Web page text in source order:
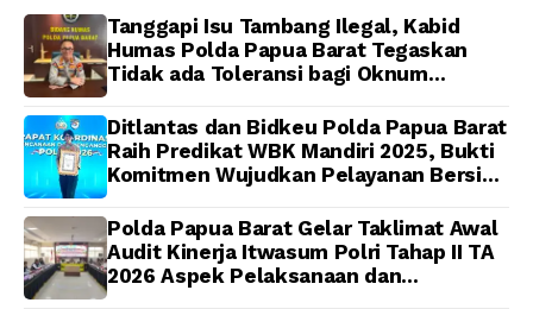
Papua Barat Yanto
Idorway Telah Matang,
Pelaksanaan
Dijadwalkan Kamis
Tanggapi Isu Tambang Ilegal, Kabid
Humas Polda Papua Barat Tegaskan
Tidak ada Toleransi bagi Oknum
Ditlantas dan Bidkeu Polda Papua Barat
Raih Predikat WBK Mandiri 2025, Bukti
Komitmen Wujudkan Pelayanan Bersih
Polda Papua Barat Gelar Taklimat Awal
Audit Kinerja Itwasum Polri Tahap II TA
2026 Aspek Pelaksanaan dan